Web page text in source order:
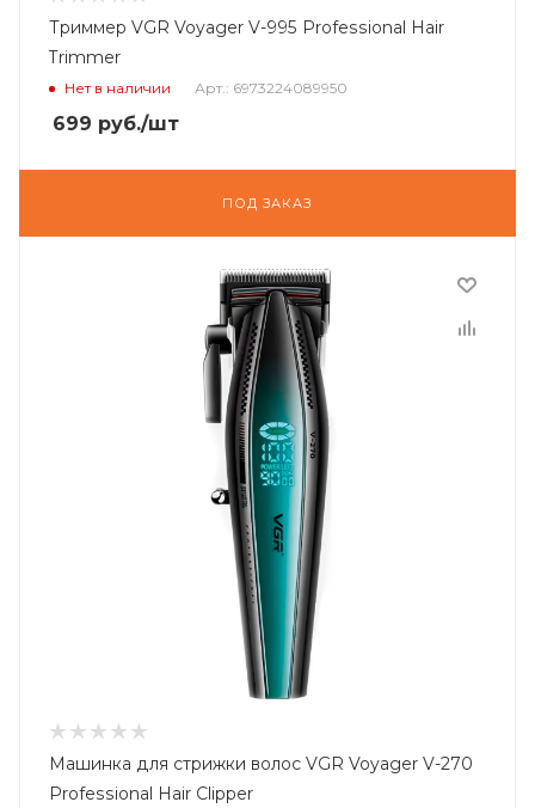
Триммер VGR Voyager V-995 Professional Hair
Trimmer
Нет в наличии Арт.: 6973224089950
699 руб./шт
ПОД ЗАКАЗ
Машинка для стрижки волос VGR Voyager V-270
Professional Hair Clipper